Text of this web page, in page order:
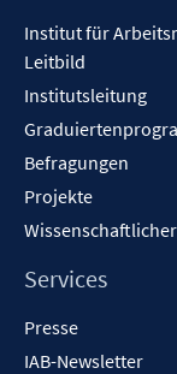
Institut für
Leitbild
Institutsleitung
Befragungen
Projekte
Services
Presse
IAB-Newsletter